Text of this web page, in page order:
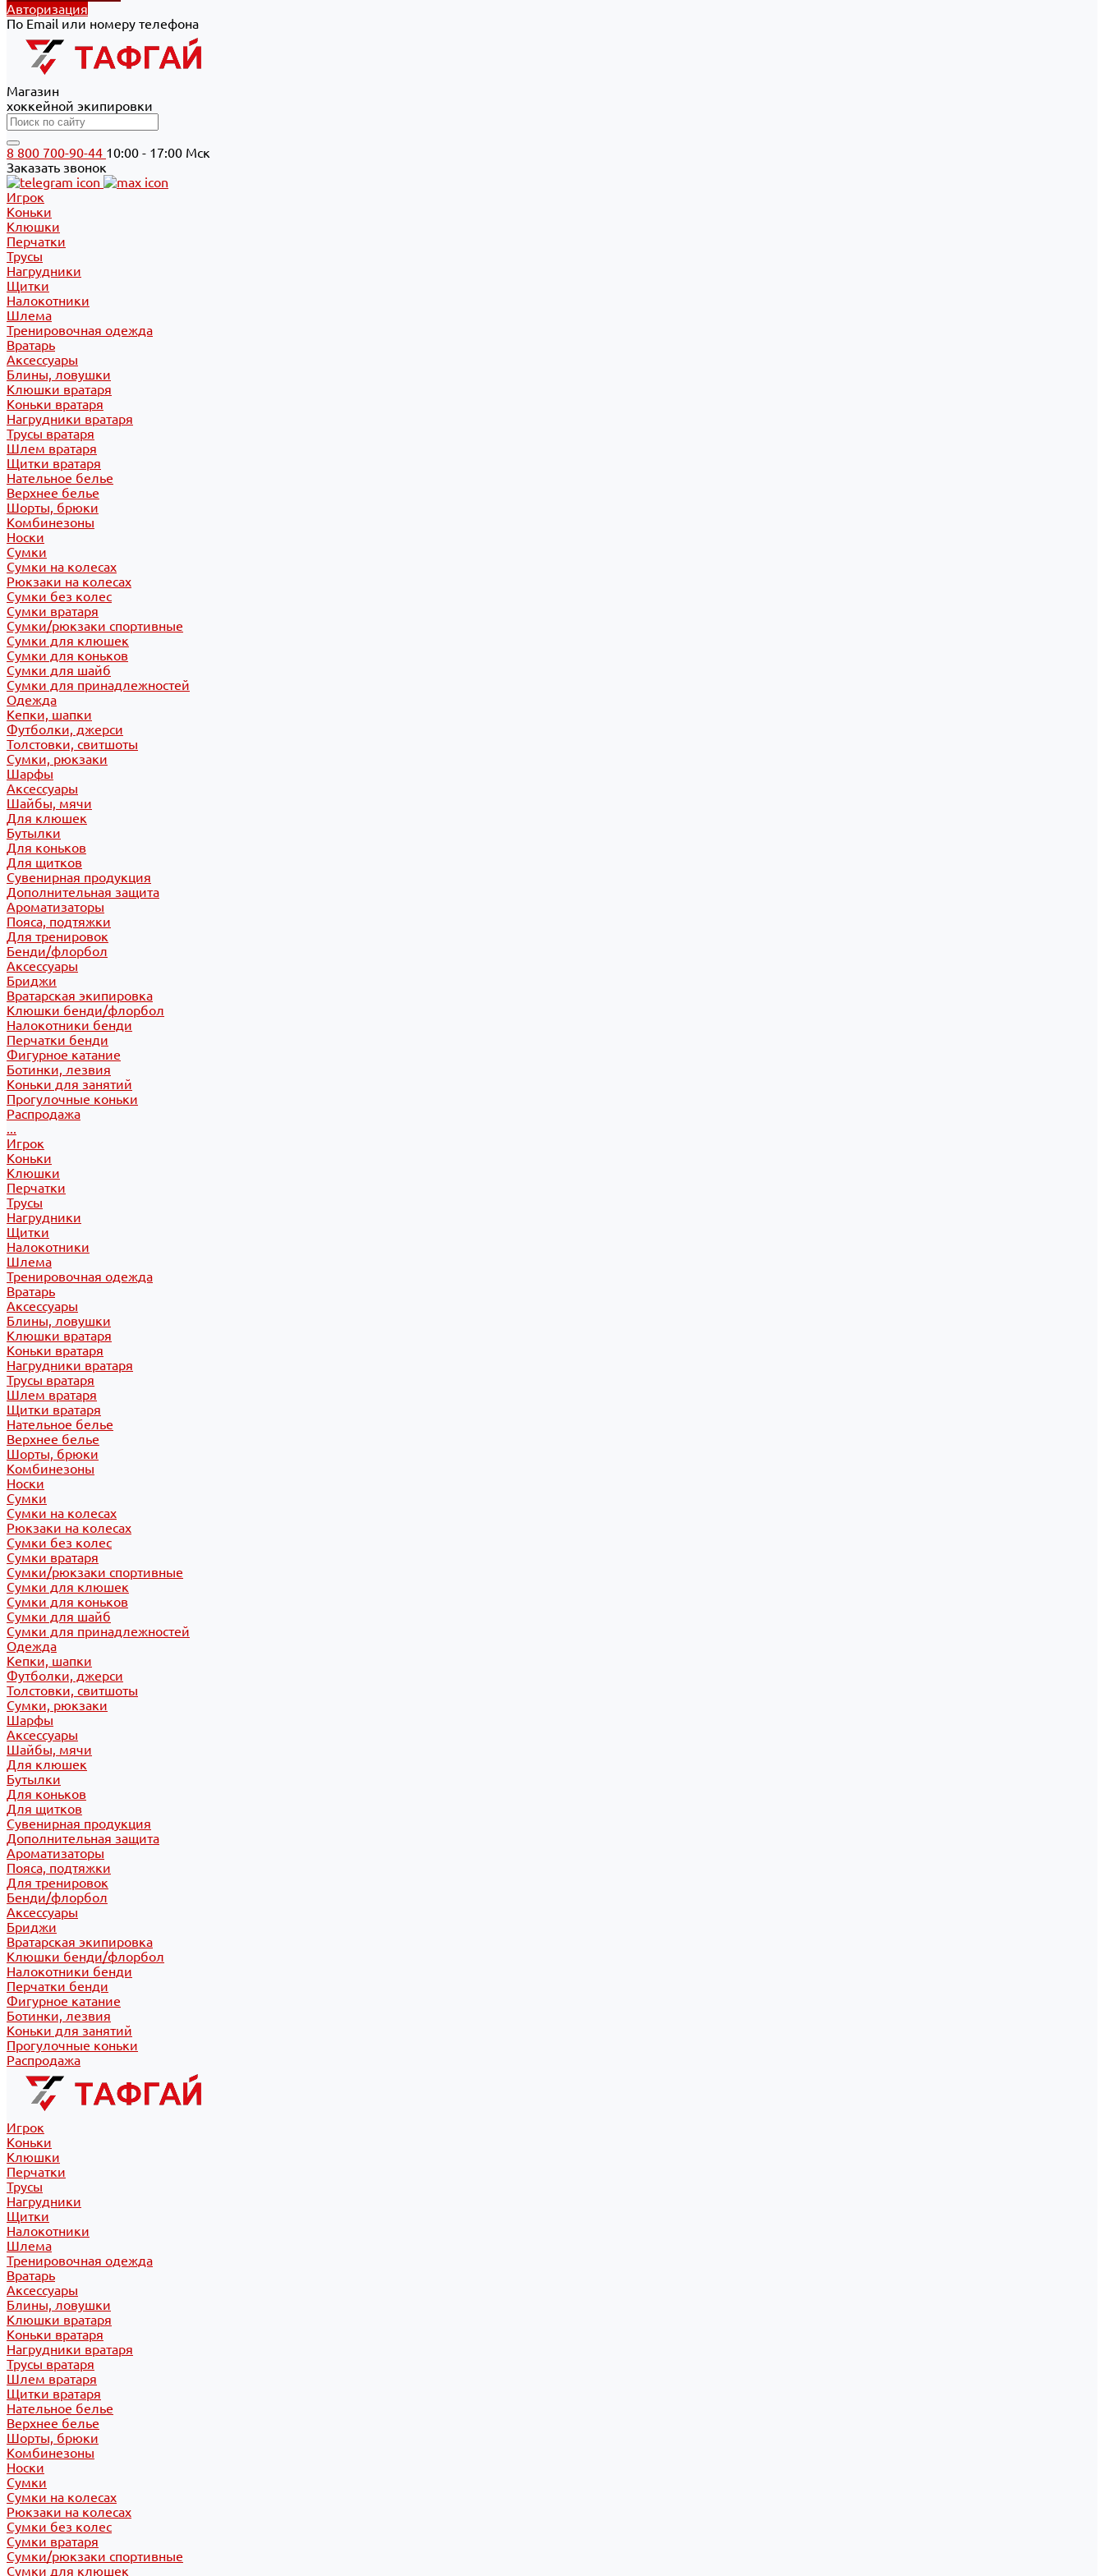
Авторизация
По Email или номеру телефона
Магазин
хоккейной экипировки
8 800 700-90-44 10:00 - 17:00 Мск
Заказать звонок
Игрок
Коньки
Клюшки
Перчатки
Трусы
Нагрудники
Щитки
Налокотники
Шлема
Тренировочная одежда
Вратарь
Аксессуары
Блины, ловушки
Клюшки вратаря
Коньки вратаря
Нагрудники вратаря
Трусы вратаря
Шлем вратаря
Щитки вратаря
Нательное белье
Верхнее белье
Шорты, брюки
Комбинезоны
Носки
Сумки
Сумки на колесах
Рюкзаки на колесах
Сумки без колес
Сумки вратаря
Сумки/рюкзаки спортивные
Сумки для клюшек
Сумки для коньков
Сумки для шайб
Сумки для принадлежностей
Одежда
Кепки, шапки
Футболки, джерси
Толстовки, свитшоты
Сумки, рюкзаки
Шарфы
Аксессуары
Шайбы, мячи
Для клюшек
Бутылки
Для коньков
Для щитков
Сувенирная продукция
Дополнительная защита
Ароматизаторы
Пояса, подтяжки
Для тренировок
Бенди/флорбол
Аксессуары
Бриджи
Вратарская экипировка
Клюшки бенди/флорбол
Налокотники бенди
Перчатки бенди
Фигурное катание
Ботинки, лезвия
Коньки для занятий
Прогулочные коньки
Распродажа
...
Игрок
Коньки
Клюшки
Перчатки
Трусы
Нагрудники
Щитки
Налокотники
Шлема
Тренировочная одежда
Вратарь
Аксессуары
Блины, ловушки
Клюшки вратаря
Коньки вратаря
Нагрудники вратаря
Трусы вратаря
Шлем вратаря
Щитки вратаря
Нательное белье
Верхнее белье
Шорты, брюки
Комбинезоны
Носки
Сумки
Сумки на колесах
Рюкзаки на колесах
Сумки без колес
Сумки вратаря
Сумки/рюкзаки спортивные
Сумки для клюшек
Сумки для коньков
Сумки для шайб
Сумки для принадлежностей
Одежда
Кепки, шапки
Футболки, джерси
Толстовки, свитшоты
Сумки, рюкзаки
Шарфы
Аксессуары
Шайбы, мячи
Для клюшек
Бутылки
Для коньков
Для щитков
Сувенирная продукция
Дополнительная защита
Ароматизаторы
Пояса, подтяжки
Для тренировок
Бенди/флорбол
Аксессуары
Бриджи
Вратарская экипировка
Клюшки бенди/флорбол
Налокотники бенди
Перчатки бенди
Фигурное катание
Ботинки, лезвия
Коньки для занятий
Прогулочные коньки
Распродажа
Игрок
Коньки
Клюшки
Перчатки
Трусы
Нагрудники
Щитки
Налокотники
Шлема
Тренировочная одежда
Вратарь
Аксессуары
Блины, ловушки
Клюшки вратаря
Коньки вратаря
Нагрудники вратаря
Трусы вратаря
Шлем вратаря
Щитки вратаря
Нательное белье
Верхнее белье
Шорты, брюки
Комбинезоны
Носки
Сумки
Сумки на колесах
Рюкзаки на колесах
Сумки без колес
Сумки вратаря
Сумки/рюкзаки спортивные
Сумки для клюшек